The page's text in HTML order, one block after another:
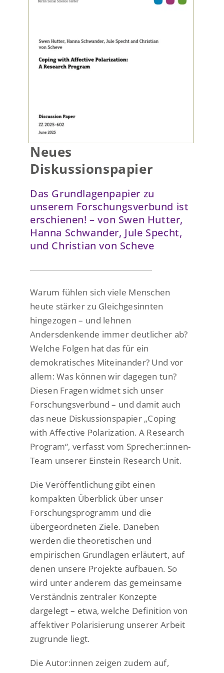
Blog
Neues
Diskussionspapier
Das Grundlagenpapier zu
unserem Forschungsverbund ist
erschienen! – von Swen Hutter,
Hanna Schwander, Jule Specht,
und Christian von Scheve
Warum fühlen sich viele Menschen
heute stärker zu Gleichgesinnten
hingezogen – und lehnen
Andersdenkende immer deutlicher ab?
Welche Folgen hat das für ein
demokratisches Miteinander? Und vor
allem: Was können wir dagegen tun?
Diesen Fragen widmet sich unser
Forschungsverbund – und damit auch
das neue Diskussionspapier „Coping
with Affective Polarization. A Research
Program“, verfasst vom Sprecher:innen-
Team unserer Einstein Research Unit.
Die Veröffentlichung gibt einen
kompakten Überblick über unser
Forschungsprogramm und die
übergeordneten Ziele. Daneben
werden die theoretischen und
empirischen Grundlagen erläutert, auf
denen unsere Projekte aufbauen. So
wird unter anderem das gemeinsame
Verständnis zentraler Konzepte
dargelegt – etwa, welche Definition von
affektiver Polarisierung unserer Arbeit
zugrunde liegt.
Die Autor:innen zeigen zudem auf,